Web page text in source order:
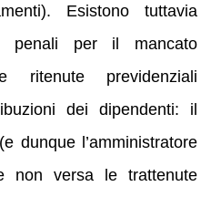
Esistono tuttavia
penali per il mancato
ritenute previdenziali
dei dipendenti: il
dunque l’amministratore
non versa le trattenute